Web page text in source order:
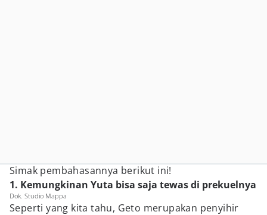
Simak pembahasannya berikut ini!
1. Kemungkinan Yuta bisa saja tewas di prekuelnya
Dok. Studio Mappa
Seperti yang kita tahu, Geto merupakan penyihir